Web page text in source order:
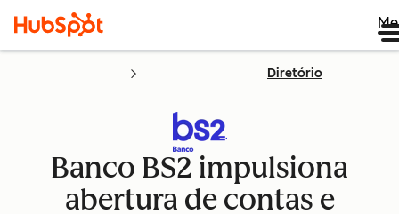
Diretório
Banco BS2 impulsiona
abertura de contas e